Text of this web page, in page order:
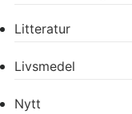
Litteratur
Livsmedel
Nytt